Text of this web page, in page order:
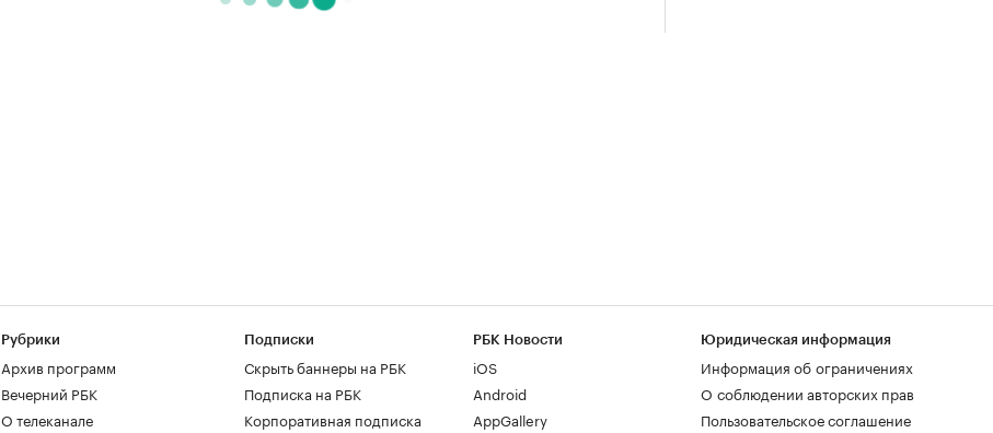
Рубрики
Архив программ
Вечерний РБК
О телеканале
Подписки
Скрыть баннеры на РБК
Подписка на РБК
Корпоративная подписка
РБК Новости
iOS
Android
AppGallery
Юридическая информация
Информация об ограничениях
О соблюдении авторских прав
Пользовательское соглашение